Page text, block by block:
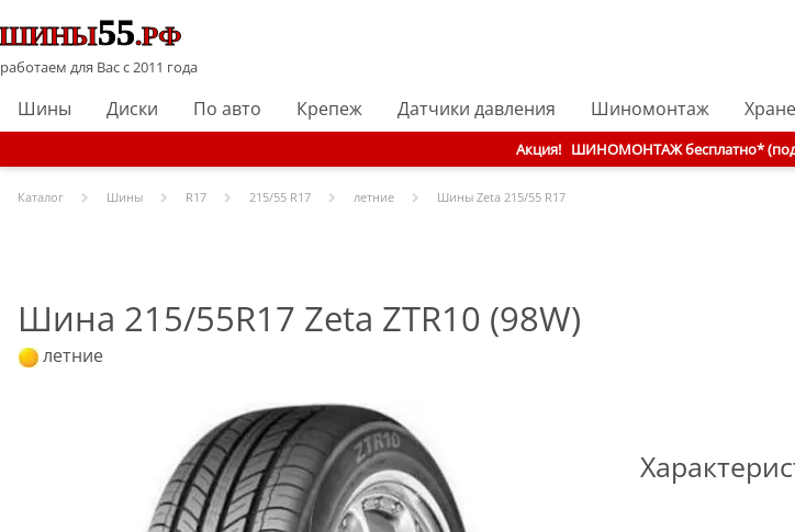
работаем для Вас с 2011 года
Шины Диски По авто Крепеж Датчики давления Шиномонтаж
Акция! ШИНОМОНТАЖ бесплатно*
Каталог Шины R17 215/55 R17 летние Шины Zeta 215/55 R17
Шина 215/55R17 Zeta ZTR10 (98W)
летние